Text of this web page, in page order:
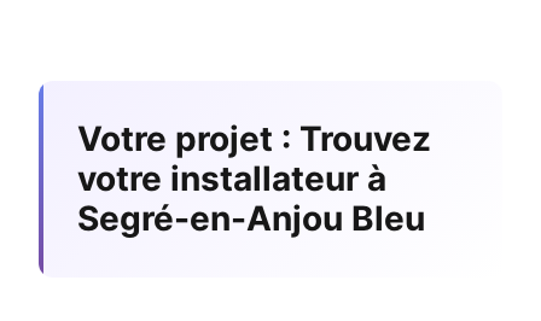
Votre projet : Trouvez
votre installateur à
Segré-en-Anjou Bleu